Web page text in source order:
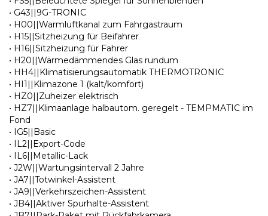
• G43||9G-TRONIC
• H00||Warmluftkanal zum Fahrgastraum
• H15||Sitzheizung für Beifahrer
• H16||Sitzheizung für Fahrer
• H20||Wärmedämmendes Glas rundum
• HH4||Klimatisierungsautomatik THERMOTRONIC
• HI1||Klimazone 1 (kalt/komfort)
• HZ0||Zuheizer elektrisch
• HZ7||Klimaanlage halbautom. geregelt - TEMPMATIC im
Fond
• IG5||Basic
• IL2||Export-Code
• IL6||Metallic-Lack
• J2W||Wartungsintervall 2 Jahre
• JA7||Totwinkel-Assistent
• JA9||Verkehrszeichen-Assistent
• JB4||Aktiver Spurhalte-Assistent